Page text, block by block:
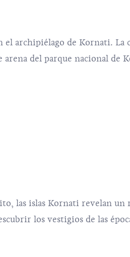
el archipiélago de Kornati. La
arena del parque nacional de
las islas Kornati revelan un
los vestigios de las